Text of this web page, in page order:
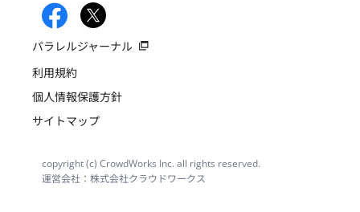
パラレルジャーナル
利用規約
個人情報保護方針
サイトマップ
copyright (c) CrowdWorks Inc. all rights reserved.
運営会社：株式会社クラウドワークス